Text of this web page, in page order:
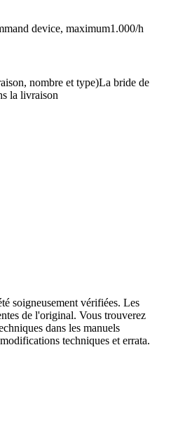
device, maximum1.000/h
nombre et type)La bride de
la livraison
soigneusement vérifiées. Les
de l'original. Vous trouverez
dans les manuels
techniques et errata.